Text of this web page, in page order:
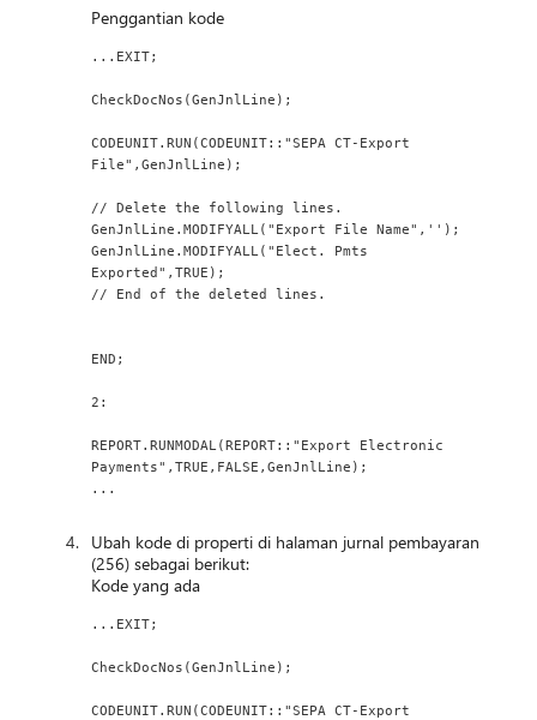
Penggantian kode
...EXIT;
CheckDocNos(GenJnlLine);
CODEUNIT.RUN(CODEUNIT::"SEPA CT-Export
File",GenJnlLine);
// Delete the following lines.
GenJnlLine.MODIFYALL("Export File Name",'');
GenJnlLine.MODIFYALL("Elect. Pmts
Exported",TRUE);
// End of the deleted lines.
END;
2:
REPORT.RUNMODAL(REPORT::"Export Electronic
Payments",TRUE,FALSE,GenJnlLine);
...
Ubah kode di properti di halaman jurnal pembayaran
(256) sebagai berikut:
Kode yang ada
...EXIT;
CheckDocNos(GenJnlLine);
CODEUNIT.RUN(CODEUNIT::"SEPA CT-Export